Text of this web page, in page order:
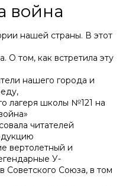
война
нашей страны. В этот
О том, как встретила эту
нашего города и
лагеря школы №121 на
читателей
вертолетный и
У-
Советского Союза, в том